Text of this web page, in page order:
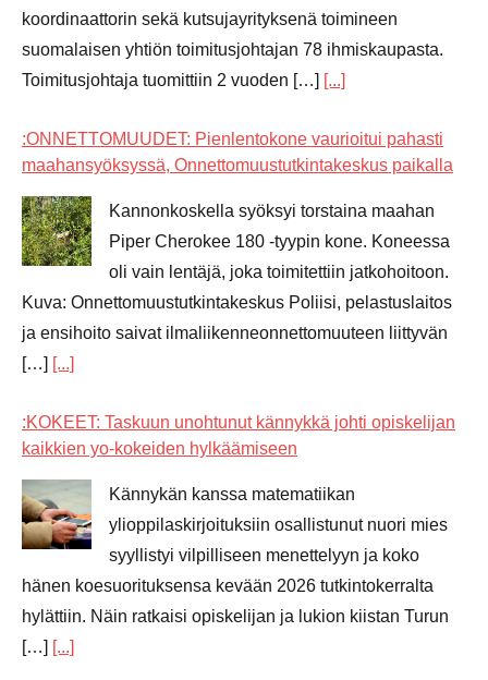
koordinaattorin sekä kutsujayrityksenä toimineen
suomalaisen yhtiön toimitusjohtajan 78 ihmiskaupasta.
Toimitusjohtaja tuomittiin 2 vuoden […] [...]
:ONNETTOMUUDET: Pienlentokone vaurioitui pahasti
maahansyöksyssä, Onnettomuustutkintakeskus paikalla
Kannonkoskella syöksyi torstaina maahan
Piper Cherokee 180 -tyypin kone. Koneessa
oli vain lentäjä, joka toimitettiin jatkohoitoon.
Kuva: Onnettomuustutkintakeskus Poliisi, pelastuslaitos
ja ensihoito saivat ilmaliikenneonnettomuuteen liittyvän
[…] [...]
:KOKEET: Taskuun unohtunut kännykkä johti opiskelijan
kaikkien yo-kokeiden hylkäämiseen
Kännykän kanssa matematiikan
ylioppilaskirjoituksiin osallistunut nuori mies
syyllistyi vilpilliseen menettelyyn ja koko
hänen koesuorituksensa kevään 2026 tutkintokerralta
hylättiin. Näin ratkaisi opiskelijan ja lukion kiistan Turun
[…] [...]